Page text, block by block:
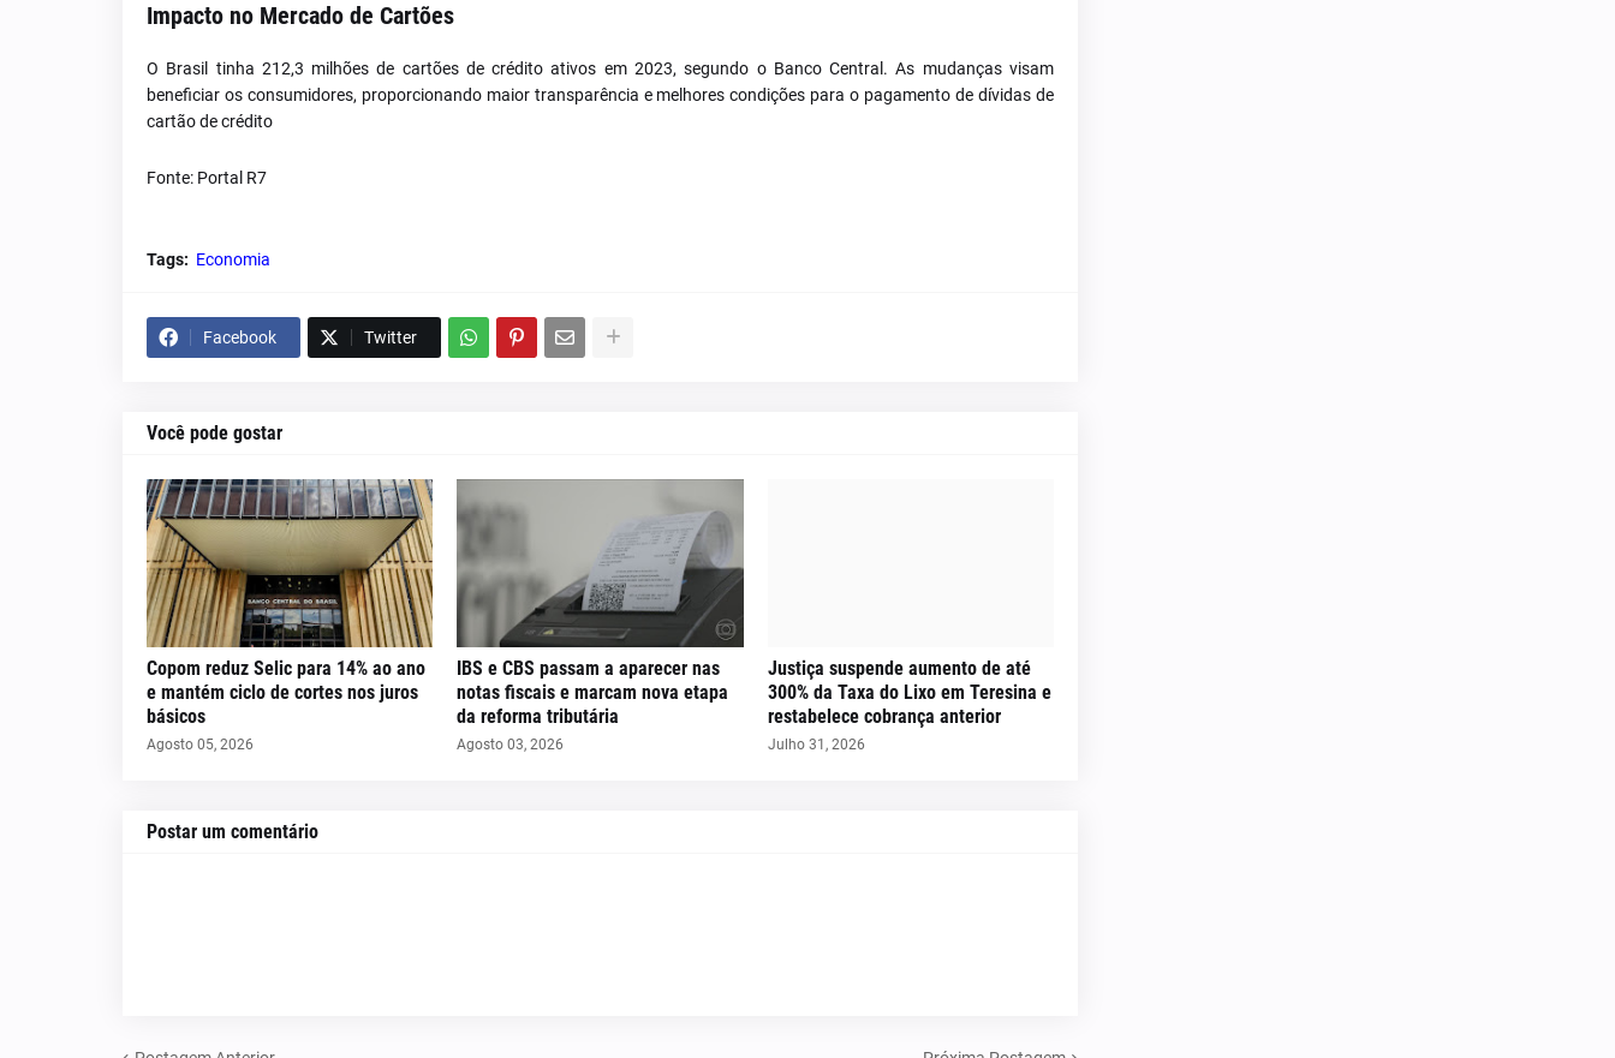
Impacto no Mercado de Cartões
O Brasil tinha 212,3 milhões de cartões de crédito ativos em 2023, segundo o Banco Central. As mudanças visam
beneficiar os consumidores, proporcionando maior transparência e melhores condições para o pagamento de dívidas de
cartão de crédito
Fonte: Portal R7
Tags: Economia
Facebook Twitter
Você pode gostar
Copom reduz Selic para 14% ao ano
e mantém ciclo de cortes nos juros
básicos
Agosto 05, 2026
IBS e CBS passam a aparecer nas
notas fiscais e marcam nova etapa
da reforma tributária
Agosto 03, 2026
Justiça suspende aumento de até
300% da Taxa do Lixo em Teresina e
restabelece cobrança anterior
Julho 31, 2026
Postar um comentário